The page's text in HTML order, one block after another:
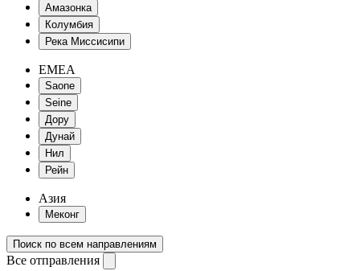
Амазонка
Колумбия
Река Миссисипи
EMEA
Saone
Seine
Дору
Дунай
Нил
Рейн
Азия
Меконг
Поиск по всем направлениям
Все отправления